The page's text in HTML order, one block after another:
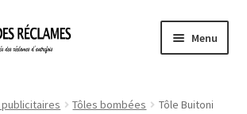
Menu
publicitaires Tôles bombées Tôle Buitoni